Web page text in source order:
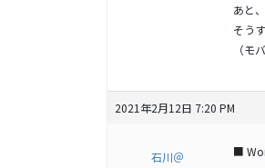
あと
そう
（モ
2021年2月12日 7:20 PM
石川＠
■